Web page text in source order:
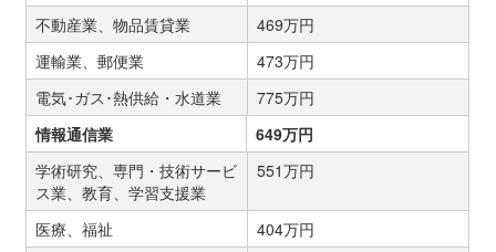
不動産業、物品賃貸業
469万円
運輸業、郵便業
473万円
電気･ガス･熱供給・水道業
775万円
情報通信業
649万円
学術研究、専門・技術サービ
ス業、教育、学習支援業
551万円
医療、福祉
404万円